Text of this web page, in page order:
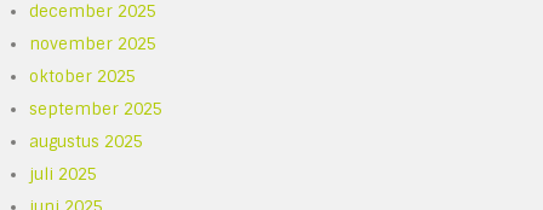
december 2025
november 2025
oktober 2025
september 2025
augustus 2025
juli 2025